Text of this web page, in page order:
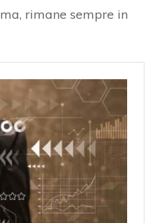
rimane sempre in